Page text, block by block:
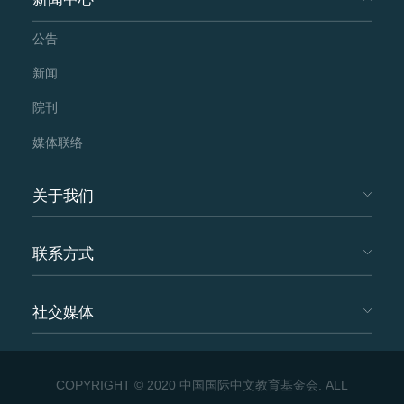
公告
新闻
院刊
媒体联络
关于我们
联系方式
社交媒体
COPYRIGHT © 2020 中国国际中文教育基金会. ALL